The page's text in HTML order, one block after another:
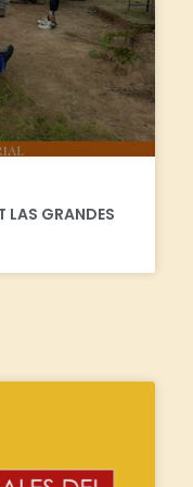
GRANDES